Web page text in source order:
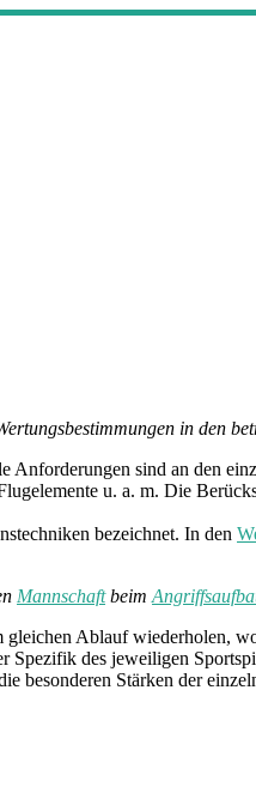
in den
sind an den
u. a. m. Die
bezeichnet. In den
Mannschaftbeim
gleichen Ablauf wiederholen,
Spezifik des jeweiligen
besonderen Stärken der